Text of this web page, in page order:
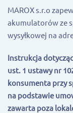
MAROX s.r.o
akumulatorów ze
wysyłkowej na
Instrukcja
ust. 1 ustawy nr
konsumenta przy
na podstawie
zawarta poza